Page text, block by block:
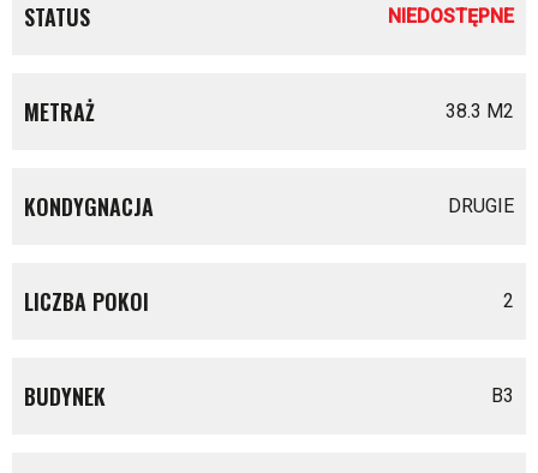
STATUS NIEDOSTĘPNE
METRAŻ 38.3 M2
KONDYGNACJA DRUGIE
LICZBA POKOI 2
BUDYNEK B3